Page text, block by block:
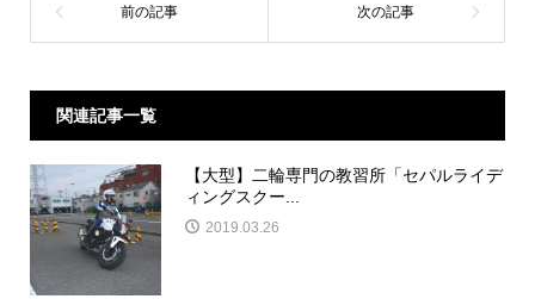
関連記事一覧
【大型】二輪専門の教習所「セパルライデ
ィングスクー...
2019.03.26